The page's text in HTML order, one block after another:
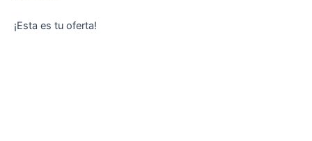
¡Esta es tu oferta!